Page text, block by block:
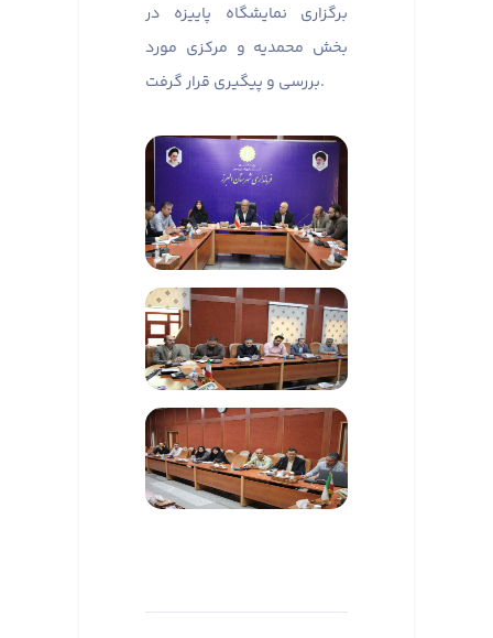
برگزاری نمایشگاه پاییزه در
بخش محمدیه و مرکزی مورد
بررسی و پیگیری قرار گرفت.